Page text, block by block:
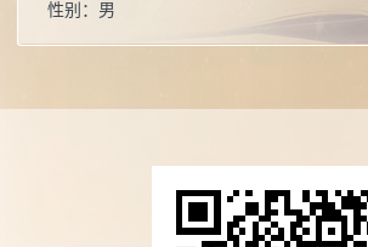
性别： 男